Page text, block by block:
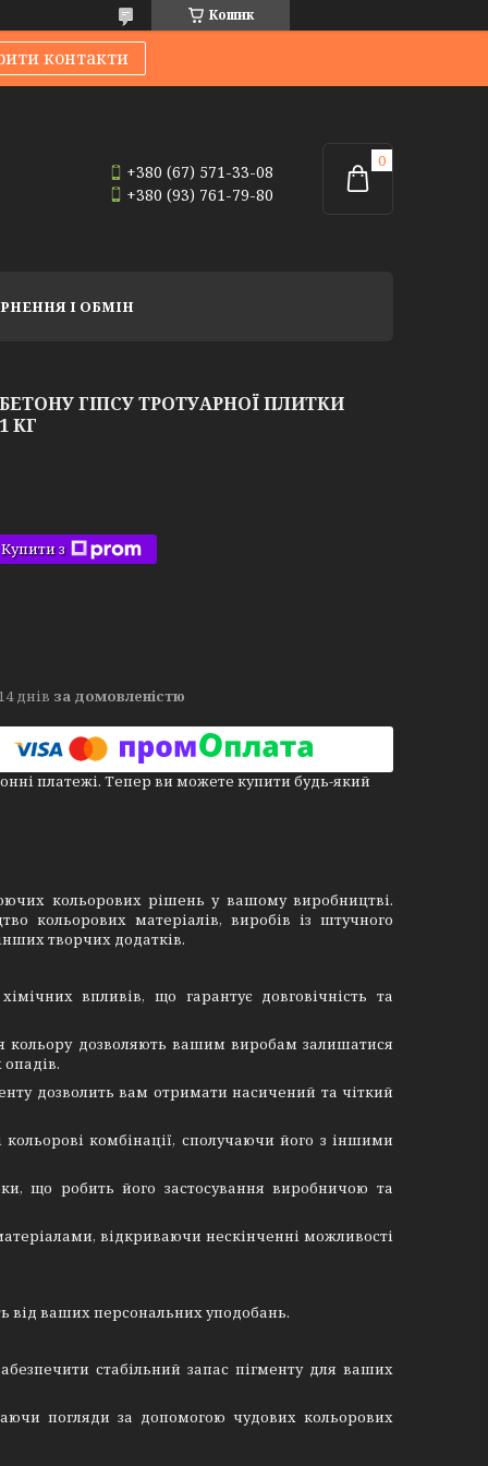
Кошик
контакти
+380 (67) 571-33-08
+380 (93) 761-79-80
І ОБМІН
ГІПСУ ТРОТУАРНОЇ ПЛИТКИ
КГ
Купити з
днів за домовленістю
платежі. Тепер ви можете купити будь-який
кольорових рішень у вашому виробництві.
кольорових матеріалів, виробів із штучного
творчих додатків.
впливів, що гарантує довговічність та
кольору дозволяють вашим виробам залишатися
дозволить вам отримати насичений та чіткий
комбінації, сполучаючи його з іншими
що робить його застосування виробничою та
відкриваючи нескінченні можливості
від ваших персональних уподобань.
стабільний запас пігменту для ваших
погляди за допомогою чудових кольорових